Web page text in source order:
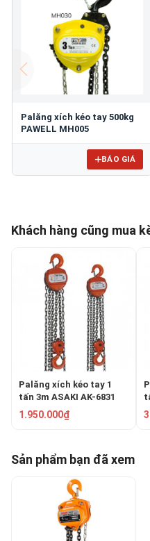
Palăng xích kéo tay 500kg
PAWELL MH005
BÁO GIÁ
Khách hàng cũng mua
Palăng xích kéo tay 1
tấn 3m ASAKI AK-6831
1.950.000₫
Sản phẩm bạn đã xem